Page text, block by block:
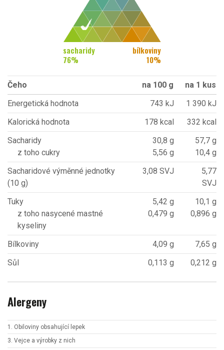
sacharidy
76%
bílkoviny
10%
Čeho na 100 g
na 1 kus
Energetická hodnota
743 kJ
1 390 kJ
Kalorická hodnota
178 kcal
332 kcal
Sacharidy
z toho cukry
30,8 g
5,56 g
57,7 g
10,4 g
Sacharidové výměnné jednotky
(10 g)
3,08 SVJ
5,77
SVJ
Tuky
z toho nasycené mastné
kyseliny
5,42 g
0,479 g
10,1 g
0,896 g
Bílkoviny 4,09 g
7,65 g
Sůl
0,113 g 0,212 g
Alergeny
1. Obiloviny obsahující lepek
3. Vejce a výrobky z nich